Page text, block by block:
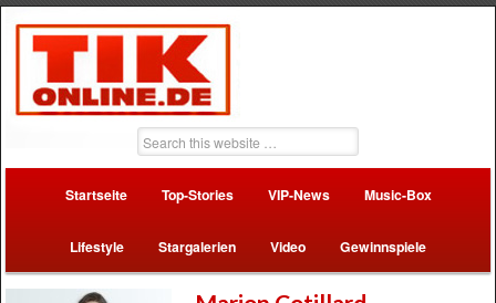
Startseite Top-Stories VIP-News Music-Box
Lifestyle Stargalerien Video Gewinnspiele